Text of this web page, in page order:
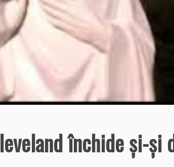
închide şi-şi